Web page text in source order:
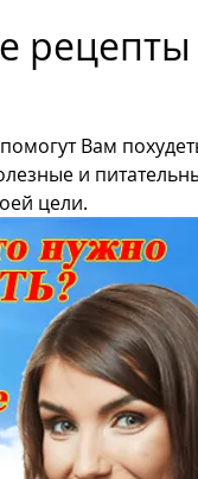
рецепты
Вам
и
цели.